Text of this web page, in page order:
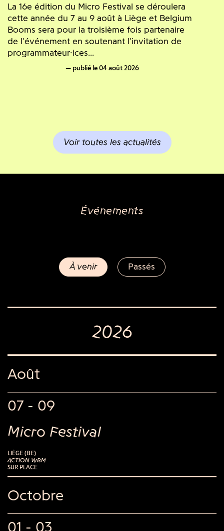
La 16e édition du Micro Festival se déroulera
cette année du 7 au 9 août à Liège et Belgium
Booms sera pour la troisième fois partenaire
de l'événement en soutenant l'invitation de
programmateur·ices...
publié le 04 août 2026
Voir toutes les actualités
Événements
À venir Passés
2026
Août
07 - 09
Micro Festival
LIÈGE (BE)
ACTION WBM
SUR PLACE
Octobre
01 - 03